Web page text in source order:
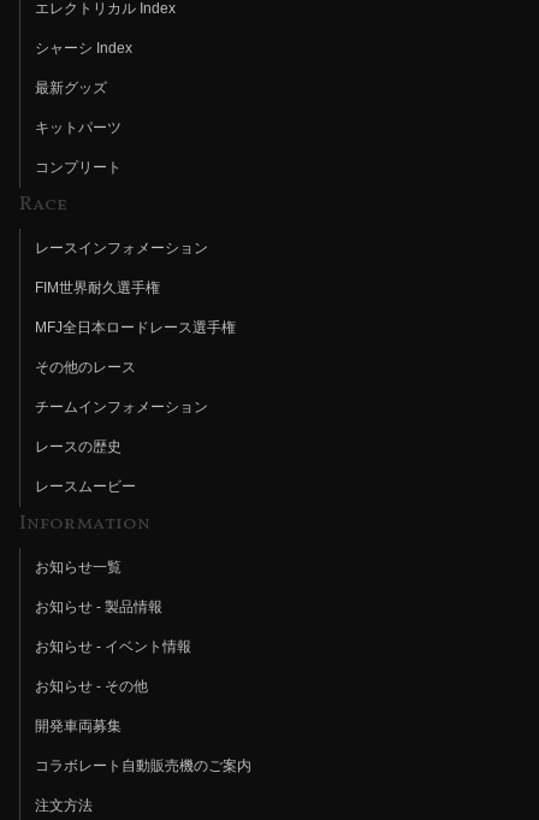
エレクトリカル Index
シャーシ Index
最新グッズ
キットパーツ
コンプリート
Race
レースインフォメーション
FIM世界耐久選手権
MFJ全日本ロードレース選手権
その他のレース
チームインフォメーション
レースの歴史
レースムービー
Information
お知らせ一覧
お知らせ - 製品情報
お知らせ - イベント情報
お知らせ - その他
開発車両募集
コラボレート自動販売機のご案内
注文方法